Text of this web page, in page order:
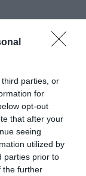
parties, or
for
opt-out
that after your
seeing
utilized by
parties prior to
the further